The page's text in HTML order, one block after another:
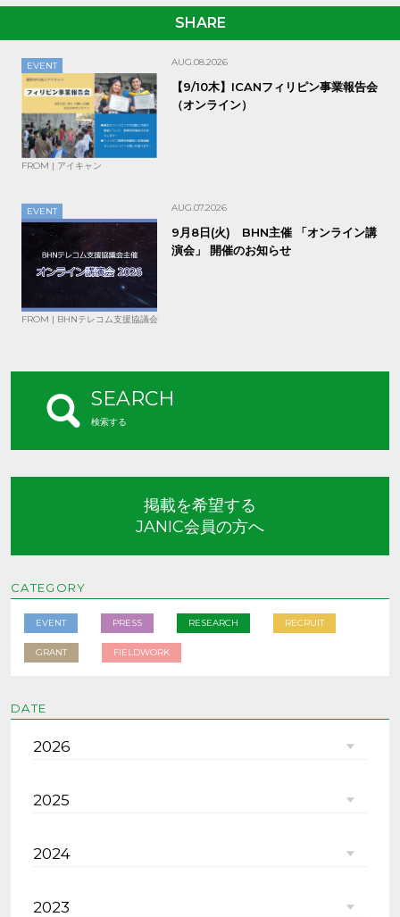
SHARE
EVENT AUG.08.2026
【9/10木】ICANフィリピン事業報告会
（オンライン）
FROM | アイキャン
EVENT AUG.07.2026
9月8日(火) BHN主催 「オンライン講
演会」 開催のお知らせ
FROM | BHNテレコム支援協議会
SEARCH
検索する
掲載を希望する
JANIC会員の方へ
CATEGORY
EVENT PRESS RESEARCH RECRUIT
GRANT FIELDWORK
DATE
2026
2025
2024
2023